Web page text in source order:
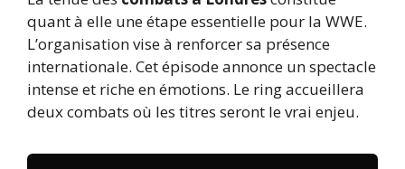
quant à elle une étape essentielle pour la WWE.
L’organisation vise à renforcer sa présence
internationale. Cet épisode annonce un spectacle
intense et riche en émotions. Le ring accueillera
deux combats où les titres seront le vrai enjeu.